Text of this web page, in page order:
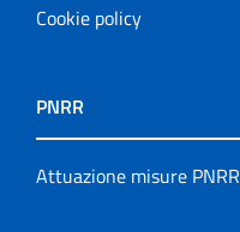
Cookie policy
PNRR
Attuazione misure PNRR